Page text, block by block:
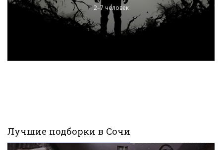
2–7 человек
Лучшие подборки в Сочи